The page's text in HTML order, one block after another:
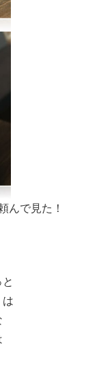
んで見た！
は